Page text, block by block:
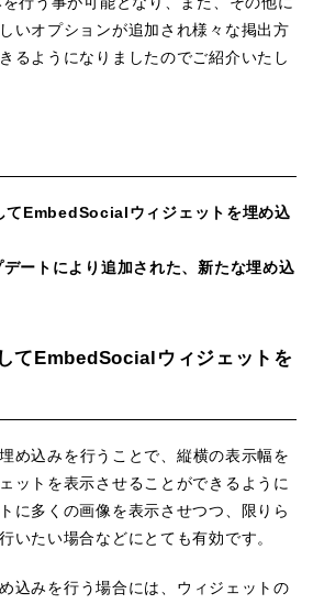
いオプションが追加され様々な掲出方
るようになりましたのでご紹介いたし
てEmbedSocialウィジェットを埋め込
ートにより追加された、新たな埋め込
てEmbedSocialウィジェットを
め込みを行うことで、縦横の表示幅を
ットを表示させることができるように
に多くの画像を表示させつつ、限りら
いたい場合などにとても有効です。
込みを行う場合には、ウィジェットの